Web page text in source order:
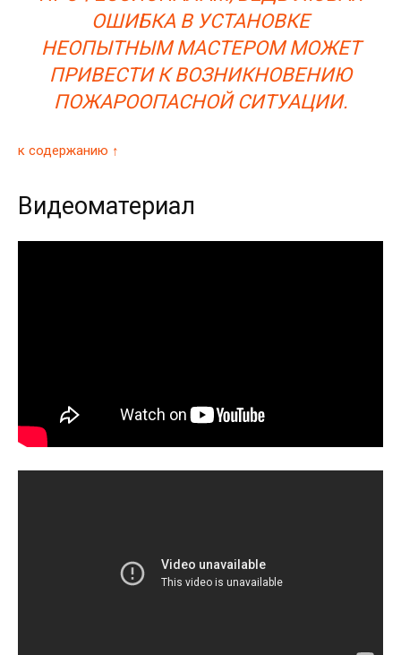
ОШИБКА В УСТАНОВКЕ
НЕОПЫТНЫМ МАСТЕРОМ МОЖЕТ
ПРИВЕСТИ К ВОЗНИКНОВЕНИЮ
ПОЖАРООПАСНОЙ СИТУАЦИИ.
к содержанию ↑
Видеоматериал